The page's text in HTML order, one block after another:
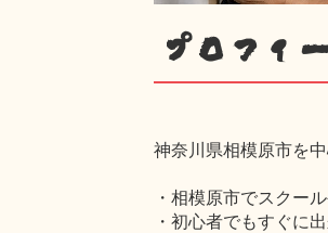
プロフィ
神奈川県相模原市を
・相模原市でスクー
・初心者でもすぐに